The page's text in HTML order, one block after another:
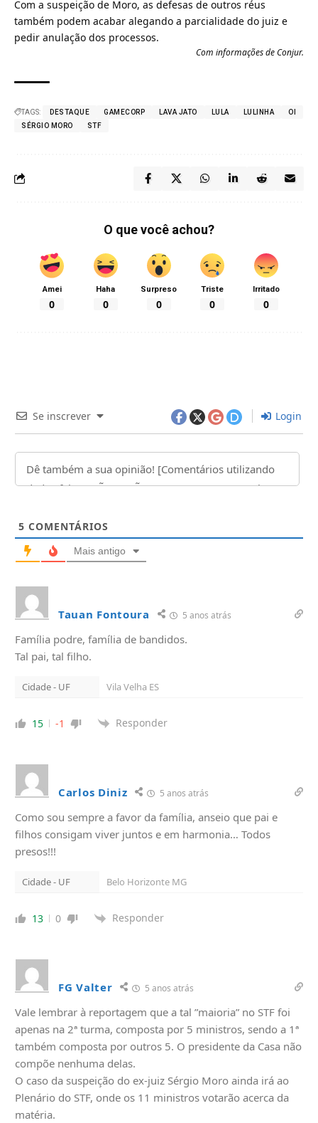
Com a suspeição de Moro, as defesas de outros réus
também podem acabar alegando a parcialidade do juiz e
pedir anulação dos processos.
Com informações de Conjur.
TAGS: DESTAQUE GAMECORP LAVA JATO LULA LULINHA
OI
SÉRGIO MORO
STF
O que você achou?
Amei
0
Haha
0
Surpreso
0
Triste
0
Irritado
0
Se inscrever Login
5 COMENTÁRIOS
Mais antigo
Tauan Fontoura 5 anos atrás
Família podre, família de bandidos.
Tal pai, tal filho.
Cidade - UF Vila Velha ES
15 -1 Responder
Carlos Diniz 5 anos atrás
Como sou sempre a favor da família, anseio que pai e
filhos consigam viver juntos e em harmonia… Todos
presos!!!
Cidade - UF Belo Horizonte MG
13 0 Responder
FG Valter 5 anos atrás
Vale lembrar à reportagem que a tal ”maioria” no STF foi
apenas na 2ª turma, composta por 5 ministros, sendo a 1ª
também composta por outros 5. O presidente da Casa não
compõe nenhuma delas.
O caso da suspeição do ex-juiz Sérgio Moro ainda irá ao
Plenário do STF, onde os 11 ministros votarão acerca da
matéria.